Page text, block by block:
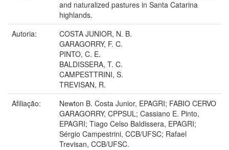
and naturalized pastures in Santa Catarina
highlands.
Autoria:
COSTA JUNIOR, N. B.
GARAGORRY, F. C.
PINTO, C. E.
BALDISSERA, T. C.
CAMPESTTRINI, S.
TREVISAN, R.
Afiliação:
Newton B. Costa Junior, EPAGRI; FABIO CERVO
GARAGORRY, CPPSUL; Cassiano E. Pinto,
EPAGRI; Tiago Celso Baldissera, EPAGRI;
Sérgio Campestrini, CCB/UFSC; Rafael
Trevisan, CCB/UFSC.